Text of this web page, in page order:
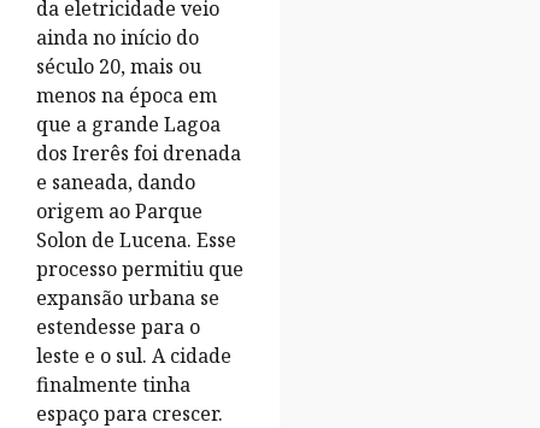
da eletricidade veio
ainda no início do
século 20, mais ou
menos na época em
que a grande Lagoa
dos Irerês foi drenada
e saneada, dando
origem ao Parque
Solon de Lucena. Esse
processo permitiu que
expansão urbana se
estendesse para o
leste e o sul. A cidade
finalmente tinha
espaço para crescer.